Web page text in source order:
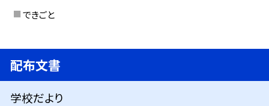
できごと
配布文書
学校だより